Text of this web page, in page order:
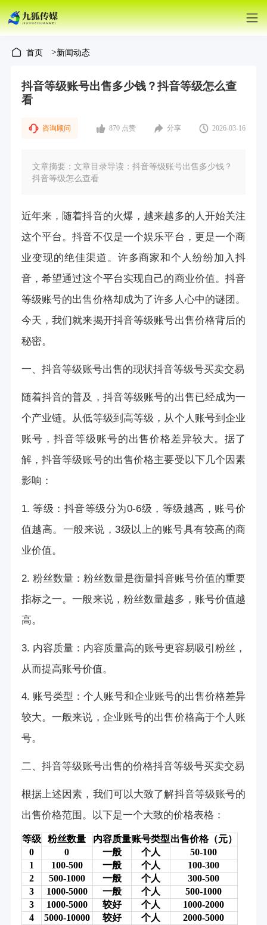
首页 >新闻动态
抖音等级账号出售多少钱？抖音等级怎么查
看
咨询顾问 870 点赞 分享 2026-03-16
文章摘要：文章目录导读：抖音等级账号出售多少钱？
抖音等级怎么查看
近年来，随着抖音的火爆，越来越多的人开始关注
这个平台。抖音不仅是一个娱乐平台，更是一个商
业变现的绝佳渠道。许多商家和个人纷纷加入抖
音，希望通过这个平台实现自己的商业价值。抖音
等级账号的出售价格却成为了许多人心中的谜团。
今天，我们就来揭开抖音等级账号出售价格背后的
秘密。
一、抖音等级账号出售的现状抖音等级号买卖交易
随着抖音的普及，抖音等级账号的出售已经成为一
个产业链。从低等级到高等级，从个人账号到企业
账号，抖音等级账号的出售价格差异较大。据了
解，抖音等级账号的出售价格主要受以下几个因素
影响：
1. 等级：抖音等级分为0-6级，等级越高，账号价
值越高。一般来说，3级以上的账号具有较高的商
业价值。
2. 粉丝数量：粉丝数量是衡量抖音账号价值的重要
指标之一。一般来说，粉丝数量越多，账号价值越
高。
3. 内容质量：内容质量高的账号更容易吸引粉丝，
从而提高账号价值。
4. 账号类型：个人账号和企业账号的出售价格差异
较大。一般来说，企业账号的出售价格高于个人账
号。
二、抖音等级账号出售的价格抖音等级号买卖交易
根据上述因素，我们可以大致了解抖音等级账号的
出售价格范围。以下是一个大致的价格表格：
等级 粉丝数量 内容质量账号类型出售价格（元）
0
0 一般 个人
50-100
1
100-500 一般 个人
100-300
2
500-1000 一般 个人
300-500
3
1000-5000 一般 个人
500-1000
3
1000-5000 较好 个人
1000-2000
4
5000-10000 较好 个人
2000-5000